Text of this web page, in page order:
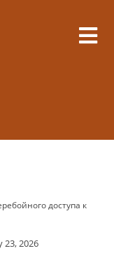
доступа к
23, 2026